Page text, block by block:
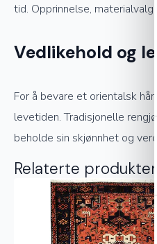
tid. Opprinnelse,
Vedlikehold og
For å bevare et orientalsk
levetiden. Tradisjonelle
beholde sin skjønnhet og verdi.
Relaterte produkter